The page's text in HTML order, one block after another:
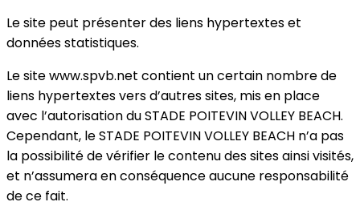
Le site peut présenter des liens hypertextes et
données statistiques.
Le site www.spvb.net contient un certain nombre de
liens hypertextes vers d’autres sites, mis en place
avec l’autorisation du STADE POITEVIN VOLLEY BEACH.
Cependant, le STADE POITEVIN VOLLEY BEACH n’a pas
la possibilité de vérifier le contenu des sites ainsi visités,
et n’assumera en conséquence aucune responsabilité
de ce fait.